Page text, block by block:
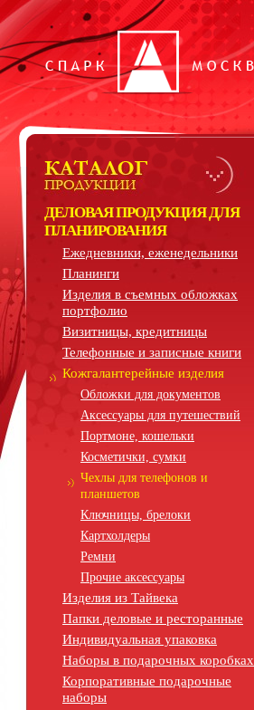
ДЕЛОВАЯ ПРОДУКЦИЯ ДЛЯ
ПЛАНИРОВАНИЯ
Ежедневники, еженедельники
Планинги
Изделия в съемных обложках
портфолио
Визитницы, кредитницы
Телефонные и записные книги
Кожгалантерейные изделия
Обложки для документов
Аксессуары для путешествий
Портмоне, кошельки
Косметички, сумки
Чехлы для телефонов и
планшетов
Ключницы, брелоки
Картхолдеры
Ремни
Прочие аксессуары
Изделия из Тайвека
Папки деловые и ресторанные
Индивидуальная упаковка
Наборы в подарочных коробках
Корпоративные подарочные
наборы